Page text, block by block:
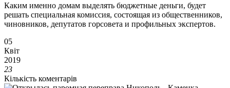
Каким именно домам выделять бюджетные деньги, будет
решать специальная комиссия, состоящая из общественников,
чиновников, депутатов горсовета и профильных экспертов.
05
Квіт
2019
23
Кількість коментарів